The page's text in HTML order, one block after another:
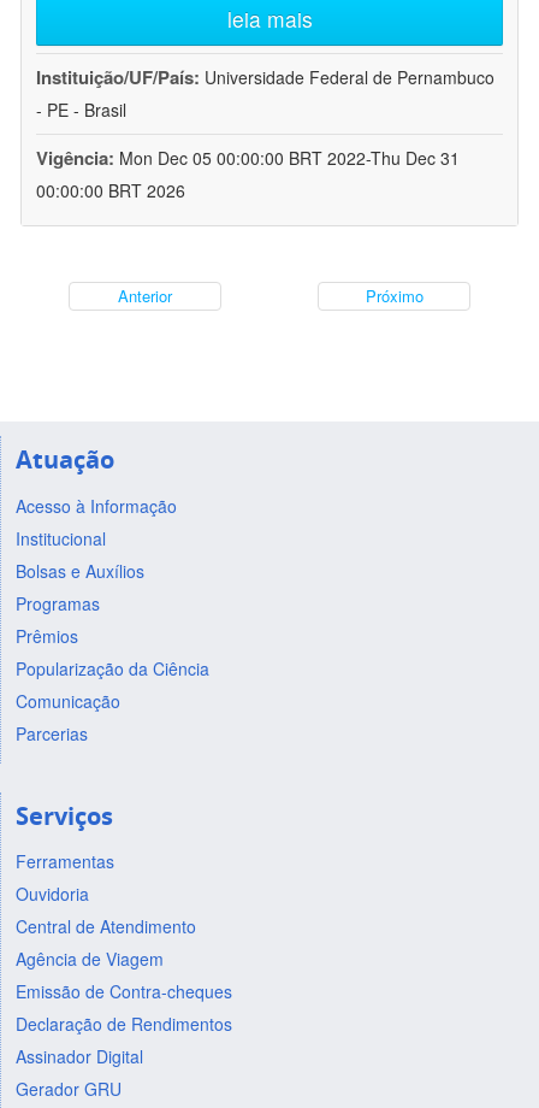
leia mais
Instituição/UF/País: Universidade Federal de Pernambuco
- PE - Brasil
Vigência: Mon Dec 05 00:00:00 BRT 2022-Thu Dec 31
00:00:00 BRT 2026
Anterior Próximo
Atuação
Acesso à Informação
Institucional
Bolsas e Auxílios
Programas
Prêmios
Popularização da Ciência
Comunicação
Parcerias
Serviços
Ferramentas
Ouvidoria
Central de Atendimento
Agência de Viagem
Emissão de Contra-cheques
Declaração de Rendimentos
Assinador Digital
Gerador GRU